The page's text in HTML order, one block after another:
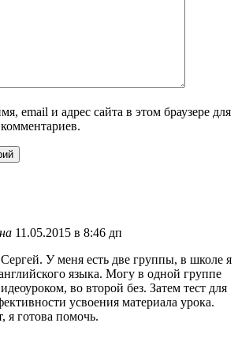
email и адрес сайта в этом браузере для
11.05.2015 в 8:46 дп
Сергей. У меня есть две группы, в школе я
языка. Могу в одной группе
во второй без. Затем тест для
усвоения материала урока.
я готова помочь.